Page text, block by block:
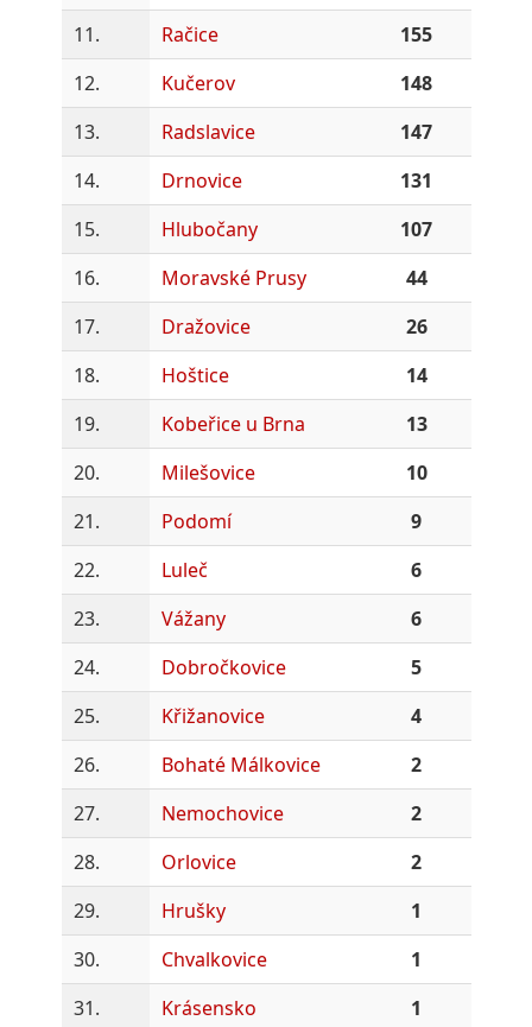
11.
Račice
155
12.
Kučerov
148
13.
Radslavice
147
14.
Drnovice
131
15.
Hlubočany
107
16.
Moravské Prusy
44
17.
Dražovice
26
18.
Hoštice
14
19.
Kobeřice u Brna
13
20.
Milešovice
10
21.
Podomí
9
22.
Luleč
6
23.
Vážany
6
24.
Dobročkovice
5
25.
Křižanovice
4
26.
Bohaté Málkovice
2
27.
Nemochovice
2
28.
Orlovice
2
29.
Hrušky
1
30.
Chvalkovice
1
31.
Krásensko
1